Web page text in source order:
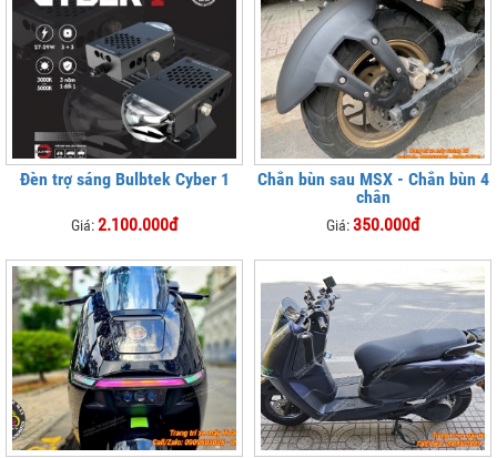
Đèn trợ sáng Bulbtek Cyber 1
Giá:2.100.000đ
Chắn bùn sau MSX - Chắn bùn 4
chân
Giá:350.000đ